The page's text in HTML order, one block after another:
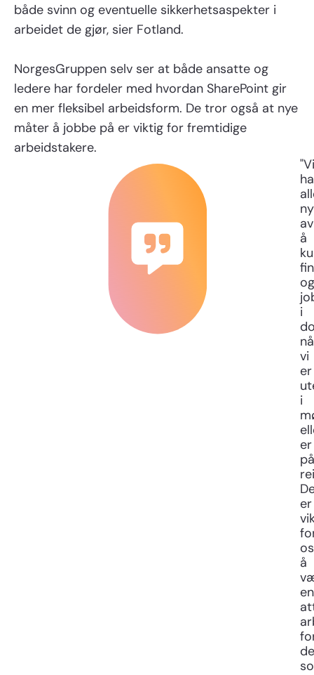
både svinn og eventuelle sikkerhetsaspekter i
arbeidet de gjør, sier Fotland.
NorgesGruppen selv ser at både ansatte og
ledere har fordeler med hvordan SharePoint gir
en mer fleksibel arbeidsform. De tror også at nye
måter å jobbe på er viktig for fremtidige
arbeidstakere.
"Vi
av
å
og
i
vi
er
i
er
på
er
å
en
de